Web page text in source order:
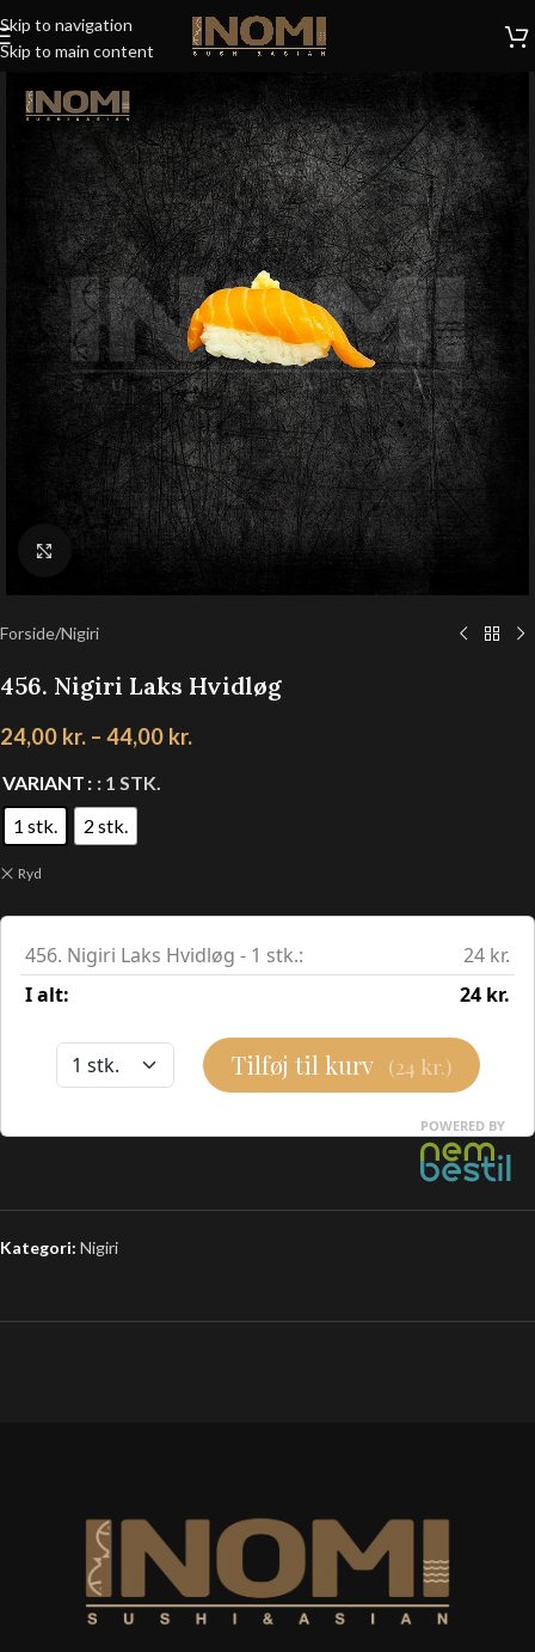
Skip to navigation
Skip to main content
Klik for at forstørre
Forside/Nigiri
456. Nigiri Laks Hvidløg
24,00 kr. – 44,00 kr.
VARIANT
: 1 STK.
1 stk.
2 stk.
Ryd
Kategori: Nigiri